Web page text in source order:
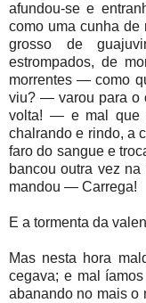
afundou-se e
como uma cunha de
grosso de
estrompados, de
morrentes — como
viu? — varou para o
volta! — e mal que
chalrando e rindo, a
faro do sangue e
bancou outra vez
mandou — Carrega!
E a tormenta da
Mas nesta hora
cegava; e mal
abanando no mais